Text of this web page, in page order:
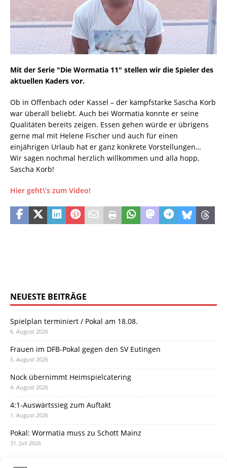
Mit der Serie "Die Wormatia 11" stellen wir die Spieler des
aktuellen Kaders vor.
Ob in Offenbach oder Kassel – der kampfstarke Sascha Korb
war überall beliebt. Auch bei Wormatia konnte er seine
Qualitäten bereits zeigen. Essen gehen würde er übrigens
gerne mal mit Helene Fischer und auch für einen
einjährigen Urlaub hat er ganz konkrete Vorstellungen…
Wir sagen nochmal herzlich willkommen und alla hopp,
Sascha Korb!
Hier geht\’s zum Video!
NEUESTE BEITRÄGE
Spielplan terminiert / Pokal am 18.08.
6. August 2026
Frauen im DFB-Pokal gegen den SV Eutingen
5. August 2026
Nock übernimmt Heimspielcatering
4. August 2026
4:1-Auswärtssieg zum Auftakt
1. August 2026
Pokal: Wormatia muss zu Schott Mainz
31. Juli 2026